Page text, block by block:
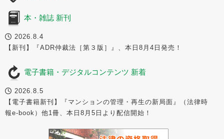
本・雑誌 新刊
2026.8.4
【新刊】『ADR仲裁法［第３版］』、本日8月4日発売！
電子書籍・デジタルコンテンツ 新着
2026.8.5
【電子書籍新刊】『マンションの管理・再生の新局面』（法律時
報e-book）他1冊、本日8月5日より配信開始！